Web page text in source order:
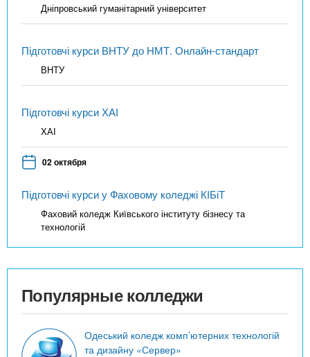
Дніпровський гуманітарний університет
Підготовчі курси ВНТУ до НМТ. Онлайн-стандарт
ВНТУ
Підготовчі курси ХАІ
ХАІ
02 октября
Підготовчі курси у Фаховому коледжі КІБіТ
Фаховий коледж Київського інституту бізнесу та
технологій
Популярные колледжи
Одеський коледж комп’ютерних технологій
та дизайну «Сервер»